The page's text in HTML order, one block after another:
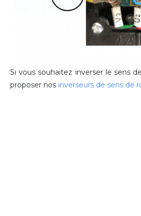
Si vous souhaitez inverser le sens
proposer nos inverseurs de sens de